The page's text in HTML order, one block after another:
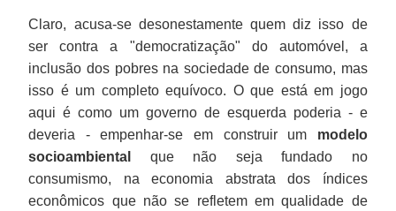
Claro, acusa-se desonestamente quem diz isso de
ser contra a "democratização" do automóvel, a
inclusão dos pobres na sociedade de consumo, mas
isso é um completo equívoco. O que está em jogo
aqui é como um governo de esquerda poderia - e
deveria - empenhar-se em construir um modelo
socioambiental
que não seja fundado no
consumismo, na economia abstrata dos índices
econômicos que não se refletem em qualidade de